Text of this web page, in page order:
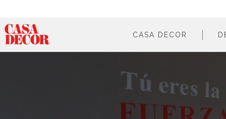
CASA DECOR
en cifras
cómo participar
en los medios